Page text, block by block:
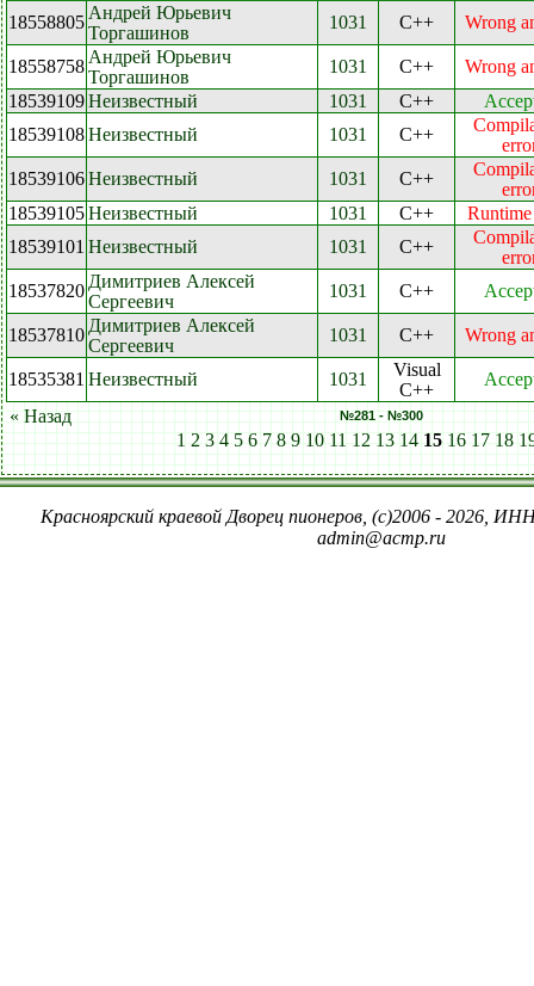
18558805 Андрей Юрьевич
Торгашинов
1031 C++ Wrong
18558758 Андрей Юрьевич
Торгашинов
1031 C++
Wrong
18539109Неизвестный 1031 C++
18539108Неизвестный 1031 C++
18539106Неизвестный 1031 C++
18539105Неизвестный 1031 C++
18539101 Неизвестный 1031 C++
18537820 Димитриев Алексей
Сергеевич
1031 C++
18537810 Димитриев Алексей
Сергеевич
1031 C++ Wrong
18535381 Неизвестный 1031
Visual
C++
« Назад
№281 - №300
1 2 3 4 5 6 7 8 9 10 11 12 13 14 15 16 17 18
Красноярский краевой Дворец пионеров, (c)2006 - 2026,
admin@acmp.ru